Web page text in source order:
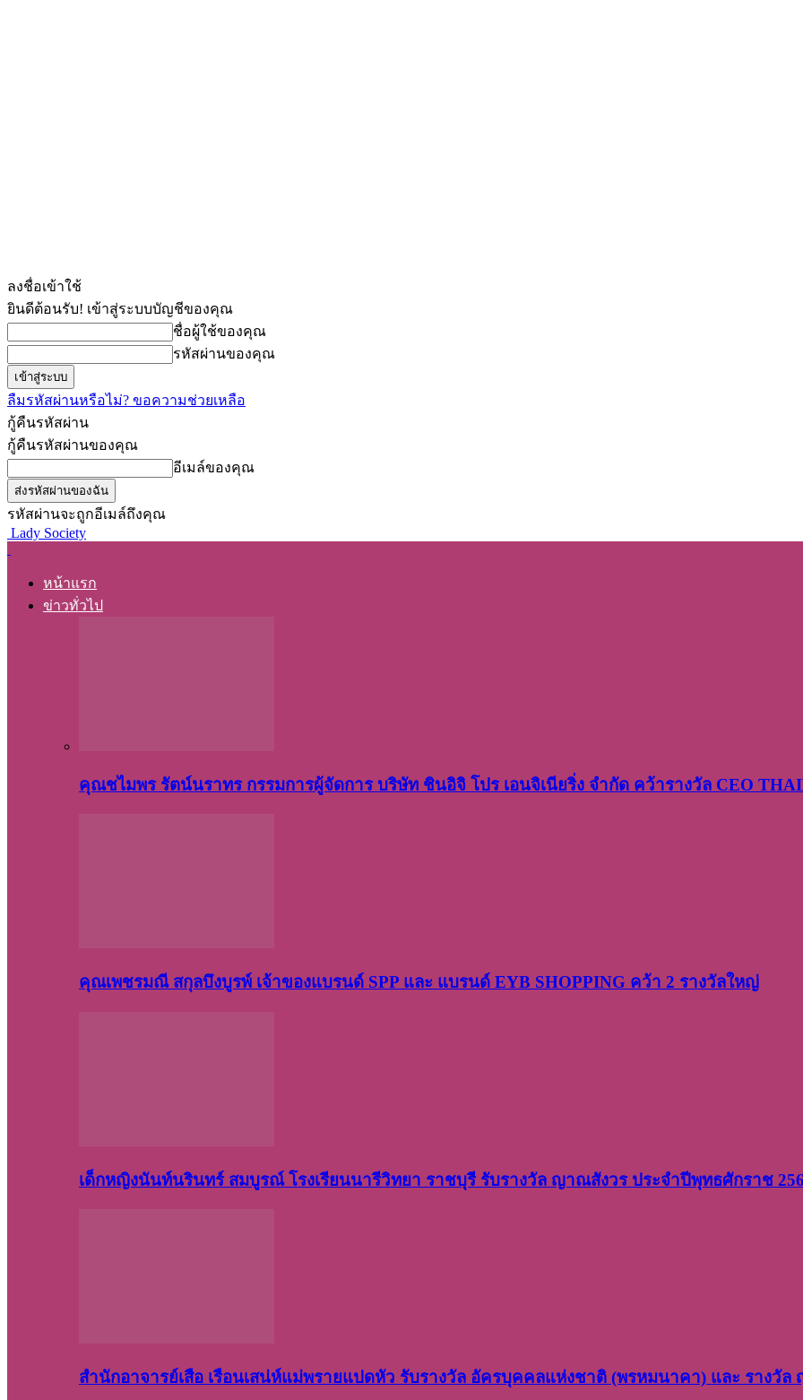
ลงชื่อเข้าใช้
ยินดีต้อนรับ! เข้าสู่ระบบบัญชีของคุณ
ชื่อผู้ใช้ของคุณ
รหัสผ่านของคุณ
ลืมรหัสผ่านหรือไม่? ขอความช่วยเหลือ
กู้คืนรหัสผ่าน
กู้คืนรหัสผ่านของคุณ
อีเมล์ของคุณ
รหัสผ่านจะถูกอีเมล์ถึงคุณ
Lady Society
หน้าแรก
ข่าวทั่วไป
คุณชไมพร​ รัตน์​นรา​ทร​ กรรมการ​ผู้จัดการ บริษัท​ ชินอิจิ​ โปร​ เอน​จิเนีย​ริ่ง​ จำกัด คว้ารางวัล CEO
คุณเพชรมณี สกุลบึงบูรพ์ เจ้าของแบรนด์ SPP และ แบรนด์ EYB SHOPPING คว้า 2 รางวัลใหญ่
เด็กหญิงนันท์นรินทร์ สมบูรณ์ โรงเรียนนารีวิทยา ราชบุรี รับรางวัล ญาณสังวร ประจำปีพุทธศักราช
สำนักอาจารย์เสือ เรือนเสน่ห์แม่พรายแปดหัว รับรางวัล อัครบุคคลแห่งชาติ (พรหมนาคา) และ รางวัล